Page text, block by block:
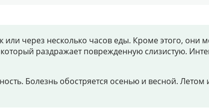
через несколько часов еды. Кроме этого, они
раздражает поврежденную слизистую.
Болезнь обостряется осенью и весной. Летом